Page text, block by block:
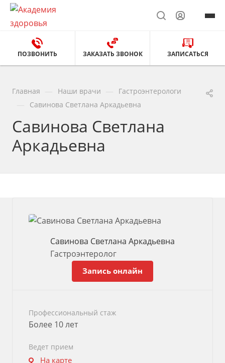
ПОЗВОНИТЬ ЗАКАЗАТЬ ЗВОНОК ЗАПИСАТЬСЯ
Главная Наши врачи Гастроэнтерологи
Савинова Светлана Аркадьевна
Савинова Светлана
Аркадьевна
Савинова Светлана Аркадьевна
Гастроэнтеролог
Запись онлайн
Профессиональный стаж
Более 10 лет
Ведет прием
На карте